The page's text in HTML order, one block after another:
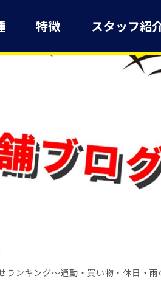
特徴 スタッフ紹
ランキング～通勤・買い物・休日